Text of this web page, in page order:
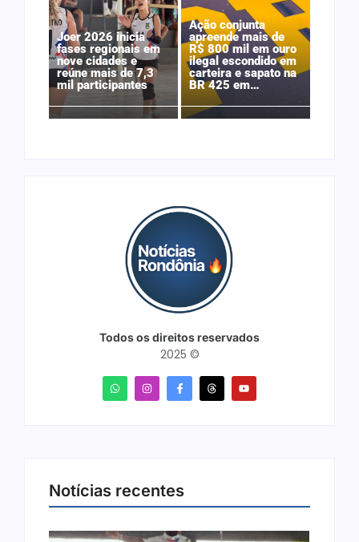
Joer 2026 inicia
fases regionais em
nove cidades e
reúne mais de 7,3
mil participantes
Ação conjunta
apreende mais de
R$ 800 mil em ouro
ilegal escondido em
carteira e sapato na
BR 425 em…
Todos os direitos reservados
2025 ©
Notícias recentes